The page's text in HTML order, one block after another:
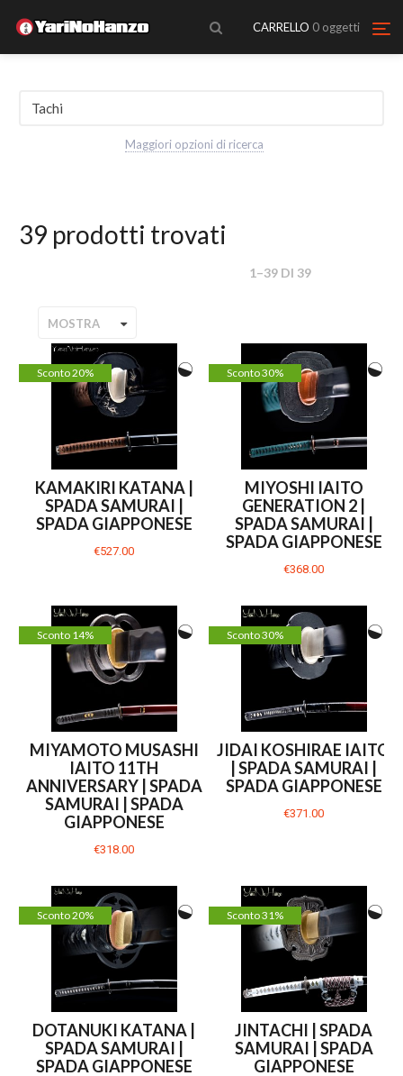
CARRELLO 0 oggetti
Maggiori opzioni di ricerca
39 prodotti trovati
MOSTRA
1–39 DI 39
Sconto 20%
KAMAKIRI KATANA |
SPADA SAMURAI |
SPADA GIAPPONESE
€527.00
Sconto 30%
MIYOSHI IAITO
GENERATION 2 |
SPADA SAMURAI |
SPADA GIAPPONESE
€368.00
Sconto 14%
MIYAMOTO MUSASHI
IAITO 11TH
ANNIVERSARY | SPADA
SAMURAI | SPADA
GIAPPONESE
€318.00
Sconto 30%
JIDAI KOSHIRAE IAITO
| SPADA SAMURAI |
SPADA GIAPPONESE
€371.00
Sconto 20%
DOTANUKI KATANA |
SPADA SAMURAI |
SPADA GIAPPONESE
Sconto 31%
JINTACHI | SPADA
SAMURAI | SPADA
GIAPPONESE